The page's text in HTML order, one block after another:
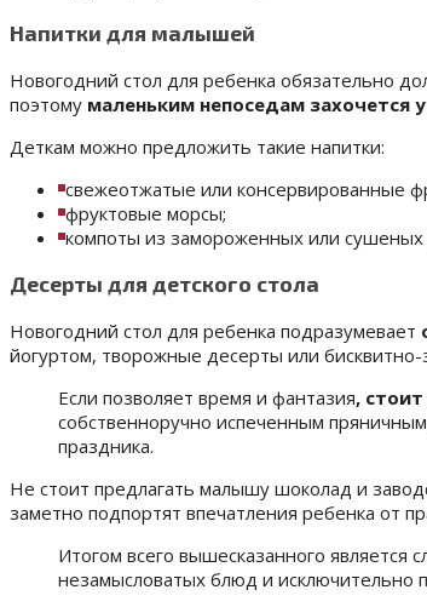
Напитки для малышей
Новогодний стол для ребенка обязательно
поэтому маленьким непоседам захочется
Деткам можно предложить такие напитки:
свежеотжатые или консервированные
фруктовые морсы;
компоты из замороженных или сушеных
Десерты для детского стола
Новогодний стол для ребенка подразумевает
йогуртом, творожные десерты или
Если позволяет время и фантазия,
собственноручно испеченным
праздника.
Не стоит предлагать малышу шоколад и
заметно подпортят впечатления ребенка от
Итогом всего вышесказанного является
незамысловатых блюд и исключительно